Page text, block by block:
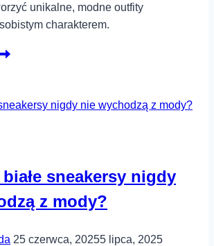
unikalne, modne outfity
charakterem.
sneakersy nigdy
z mody?
25 czerwca, 20255 lipca, 2025